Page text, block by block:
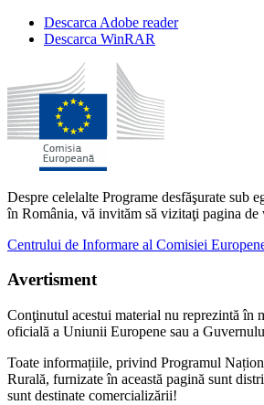
Descarca Adobe reader
Descarca WinRAR
Despre celelalte Programe desfăşurate sub
în România, vă invităm să vizitaţi pagina de
Centrului de Informare al Comisiei
Avertisment
Conţinutul acestui material nu reprezintă în
oficială a Uniunii Europene sau a
Toate informațiile, privind Programul
Rurală, furnizate în această pagină sunt
sunt destinate comercializării!